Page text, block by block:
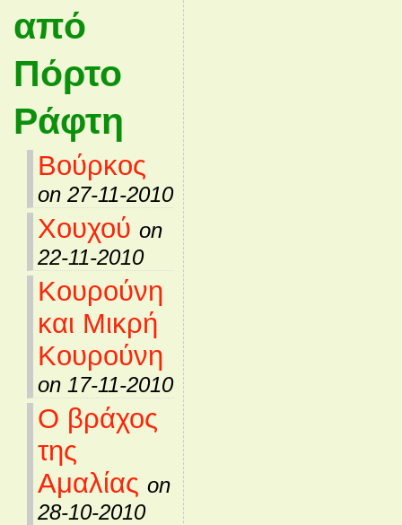
από
Πόρτο
Ράφτη
Βούρκος
on 27-11-2010
Χουχού on
22-11-2010
Κουρούνη
και Μικρή
Κουρούνη
on 17-11-2010
Ο βράχος
της
Αμαλίας on
28-10-2010